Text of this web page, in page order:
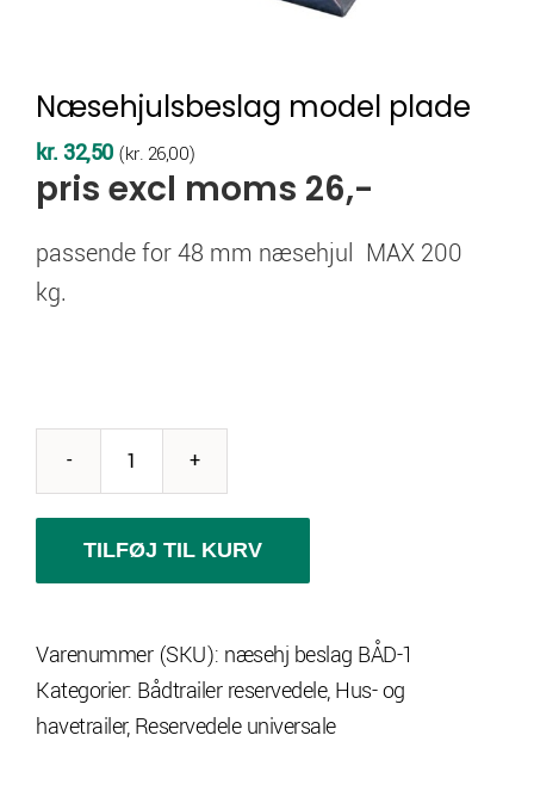
Næsehjulsbeslag model plade
kr. 32,50 (kr. 26,00)
pris excl moms 26,-
passende for 48 mm næsehjul MAX 200
kg.
Næsehjulsbeslag
model
plade
antal
TILFØJ TIL KURV
Varenummer (SKU): næsehj beslag BÅD-1
Kategorier: Bådtrailer reservedele,Hus- og
havetrailer,Reservedele universale